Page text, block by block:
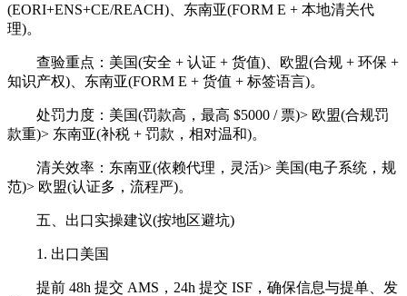
(EORI+ENS+CE/REACH)、东南亚(FORM E + 本地清关代
理)。
查验重点：美国(安全 + 认证 + 货值)、欧盟(合规 + 环保 +
知识产权)、东南亚(FORM E + 货值 + 标签语言)。
处罚力度：美国(罚款高，最高 $5000 / 票)> 欧盟(合规罚
款重)> 东南亚(补税 + 罚款，相对温和)。
清关效率：东南亚(依赖代理，灵活)> 美国(电子系统，规
范)> 欧盟(认证多，流程严)。
五、出口实操建议(按地区避坑)
1. 出口美国
提前 48h 提交 AMS，24h 提交 ISF，确保信息与提单、发